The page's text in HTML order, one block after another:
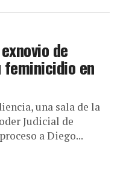
de
feminicidio en
una sala de la
Judicial de
a Diego...